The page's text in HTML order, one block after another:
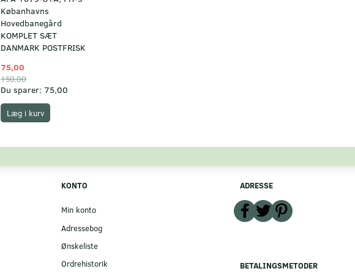
Købanhavns
Hovedbanegård
KOMPLET SÆT
DANMARK POSTFRISK
75,00
150,00
Du sparer: 75,00
Læg i kurv
KONTO
Min konto
Adressebog
Ønskeliste
Ordrehistorik
ADRESSE
BETALINGSMETODER